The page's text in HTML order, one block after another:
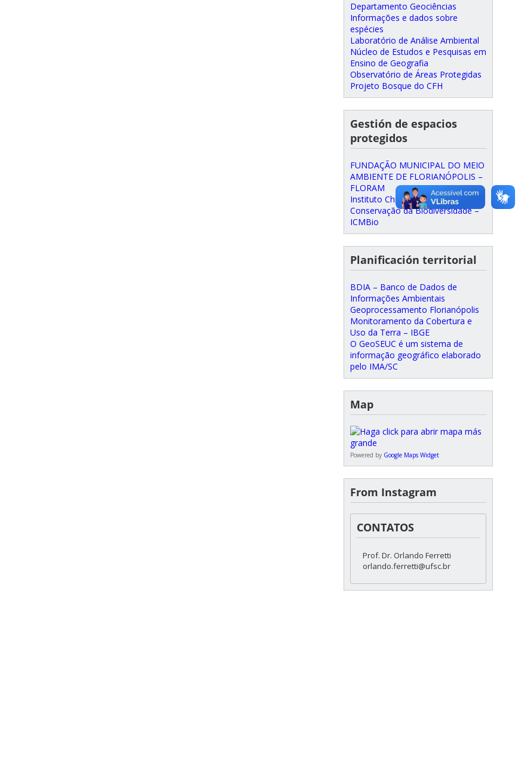
Departamento Geociências
Informações e dados sobre
espécies
Laboratório de Análise Ambiental
Núcleo de Estudos e Pesquisas em
Ensino de Geografia
Observatório de Áreas Protegidas
Projeto Bosque do CFH
Gestión de espacios
protegidos
FUNDAÇÃO MUNICIPAL DO MEIO
AMBIENTE DE FLORIANÓPOLIS –
FLORAM
Instituto Chico Mendes de
Conservação da Biodiversidade –
ICMBio
Planificación territorial
BDIA – Banco de Dados de
Informações Ambientais
Geoprocessamento Florianópolis
Monitoramento da Cobertura e
Uso da Terra – IBGE
O GeoSEUC é um sistema de
informação geográfico elaborado
pelo IMA/SC
Map
Powered by Google Maps Widget
From Instagram
CONTATOS
Prof. Dr. Orlando Ferretti
orlando.ferretti@ufsc.br